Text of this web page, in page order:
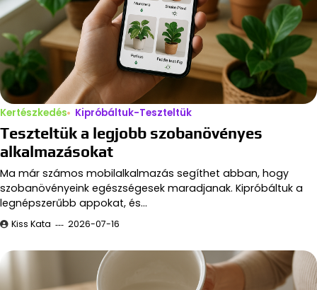
Kertészkedés Kipróbáltuk-Teszteltük
Teszteltük a legjobb szobanövényes
alkalmazásokat
Ma már számos mobilalkalmazás segíthet abban, hogy
szobanövényeink egészségesek maradjanak. Kipróbáltuk a
legnépszerűbb appokat, és…
Kiss Kata 2026-07-16